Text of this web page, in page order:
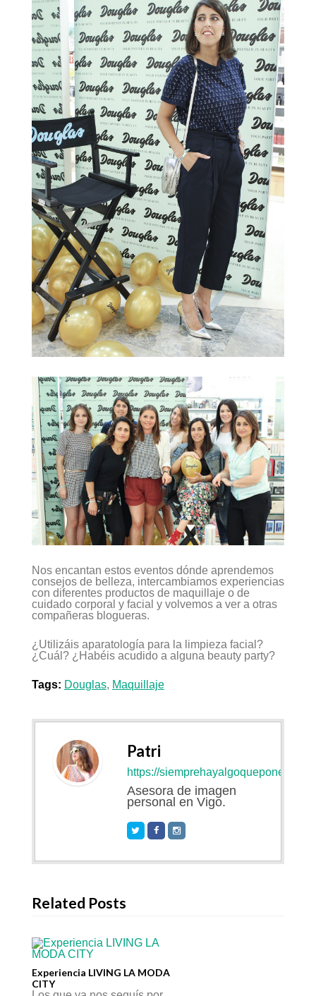
Nos encantan estos eventos dónde aprendemos
consejos de belleza, intercambiamos experiencias
con diferentes productos de maquillaje o de
cuidado corporal y facial y volvemos a ver a otras
compañeras blogueras.
¿Utilizáis aparatología para la limpieza facial?
¿Cuál? ¿Habéis acudido a alguna beauty party?
Tags: Douglas, Maquillaje
Patri
https://
Asesora de imagen
personal en Vigo.
Related Posts
Experiencia LIVING LA MODA
CITY